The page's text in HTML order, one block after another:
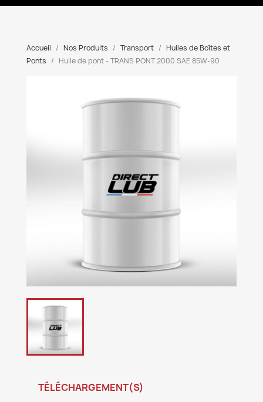
Accueil Nos Produits Transport
Huiles de Boîtes et
Ponts
Huile de pont - TRANS PONT 2000 SAE 85W-90
TÉLÉCHARGEMENT(S)